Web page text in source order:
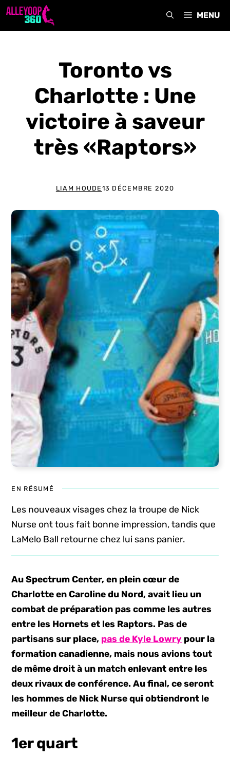
Aller
MENU
Toronto vs
Charlotte : Une
victoire à saveur
très «Raptors»
LIAM HOUDE 13 DÉCEMBRE 2020
EN RÉSUMÉ
Les nouveaux visages chez la troupe de Nick
Nurse ont tous fait bonne impression, tandis que
LaMelo Ball retourne chez lui sans panier.
Au Spectrum Center, en plein cœur de
Charlotte en Caroline du Nord, avait lieu un
combat de préparation pas comme les autres
entre les Hornets et les Raptors. Pas de
partisans sur place, pas de Kyle Lowry pour la
formation canadienne, mais nous avions tout
de même droit à un match enlevant entre les
deux rivaux de conférence. Au final, ce seront
les hommes de Nick Nurse qui obtiendront le
meilleur de Charlotte.
1er quart